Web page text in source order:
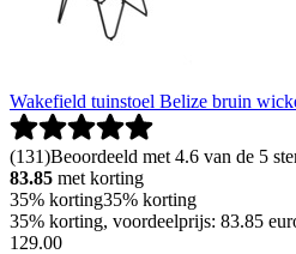
Wakefield tuinstoel Belize bruin
(131)Beoordeeld met 4.6 van de 5
83.85 met korting
35% korting35% korting
35% korting, voordeelprijs: 83.85
129.00